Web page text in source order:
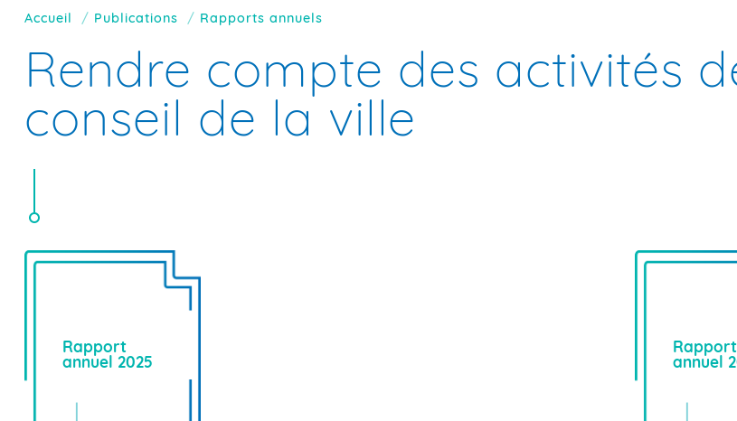
Accueil Publications Rapports annuels
Rendre compte des activités
conseil de la ville
Rapport
annuel 2025
Rapport
annuel